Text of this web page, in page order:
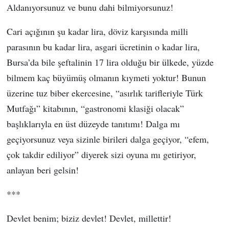
Aldanıyorsunuz ve bunu dahi bilmiyorsunuz!
Cari açığının şu kadar lira, döviz karşısında milli
parasının bu kadar lira, asgari ücretinin o kadar lira,
Bursa’da bile şeftalinin 17 lira olduğu bir ülkede, yüzde
bilmem kaç büyümüş olmanın kıymeti yoktur! Bunun
üzerine tuz biber ekercesine, “asırlık tarifleriyle Türk
Mutfağı” kitabının, “gastronomi klasiği olacak”
başlıklarıyla en üst düzeyde tanıtımı! Dalga mı
geçiyorsunuz veya sizinle birileri dalga geçiyor, “efem,
çok takdir ediliyor” diyerek sizi oyuna mı getiriyor,
anlayan beri gelsin!
***
Devlet benim; biziz devlet! Devlet, millettir!